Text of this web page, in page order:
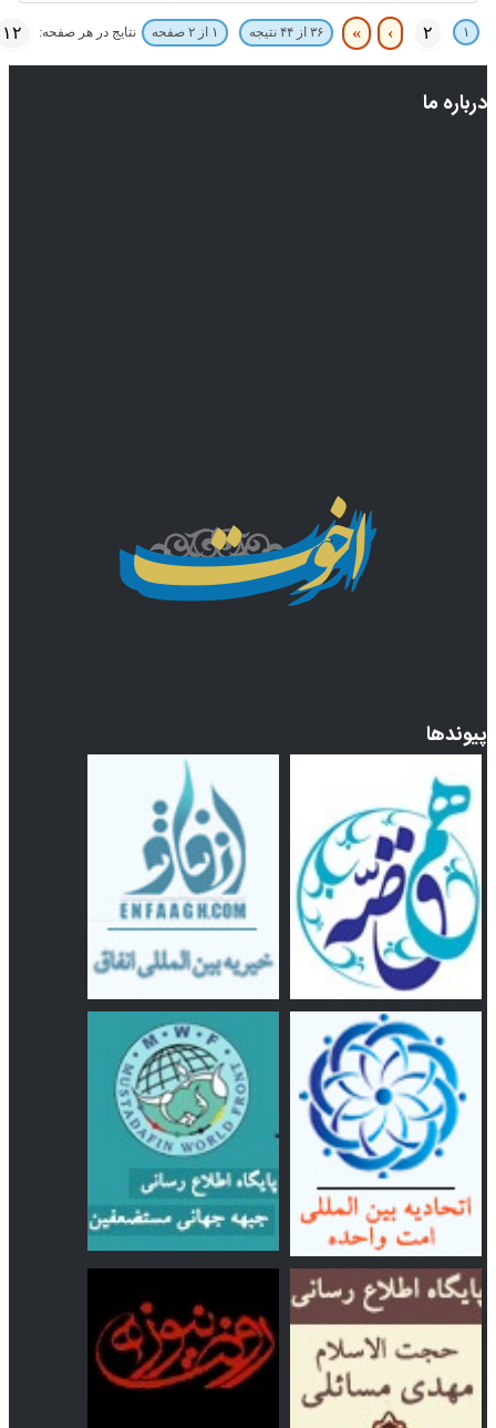
۱ ۲ ›
» ۳۶ از ۴۴ نتیجه ۱ از ۲ صفحه نتایج در هر صفحه: ۱۲
درباره ما
پیوندها